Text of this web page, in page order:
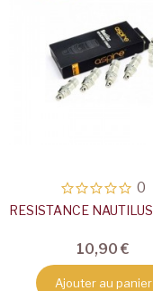
0
10,90 €
Ajouter au panier